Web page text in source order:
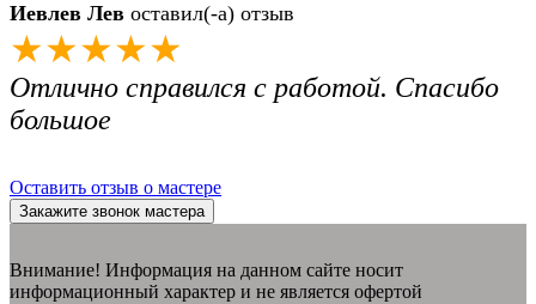
Иевлев Лев оставил(-а) отзыв
★★★★★
Отлично справился с работой. Спасибо
большое
Оставить отзыв о мастере
Закажите звонок мастера
Внимание! Информация на данном сайте носит
информационный характер и не является офертой